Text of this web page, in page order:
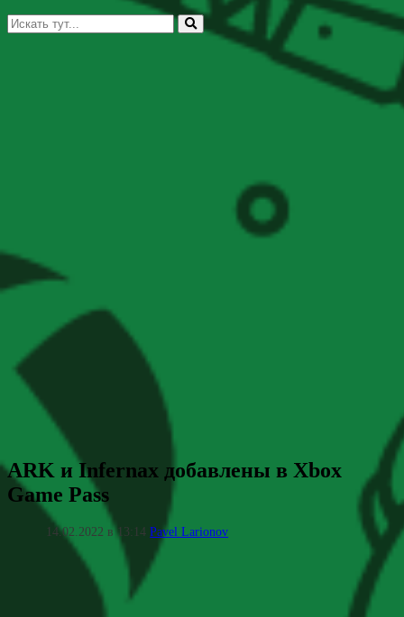
Искать:
ARK и Infernax добавлены в Xbox
Game Pass
14.02.2022 в 13:14Pavel Larionov